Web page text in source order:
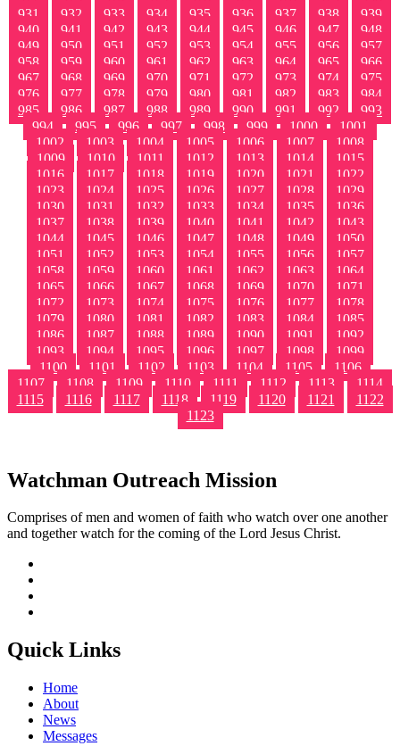
931
932 933 934 935 936 937 938
939
940
941 942 943 944 945 946 947
948
949
950 951 952 953 954 955 956
957
958
959 960 961 962 963 964 965
966
967
968 969 970 971 972 973 974
975
976
977 978 979 980 981 982 983
984
985
986 987 988 989 990 991 992
993
994
995 996 997 998 999 1000
1001
1002
1003 1004 1005 1006 1007
1008
1009
1010 1011 1012 1013 1014
1015
1016
1017 1018 1019 1020 1021
1022
1023
1024 1025 1026 1027 1028
1029
1030
1031 1032 1033 1034 1035
1036
1037
1038 1039 1040 1041 1042
1043
1044
1045 1046 1047 1048 1049
1050
1051
1052 1053 1054 1055 1056
1057
1058
1059 1060 1061 1062 1063
1064
1065
1066 1067 1068 1069 1070
1071
1072
1073 1074 1075 1076 1077
1078
1079
1080 1081 1082 1083 1084
1085
1086
1087 1088 1089 1090 1091
1092
1093
1094 1095 1096 1097 1098
1099
1100
1101 1102 1103 1104 1105
1106
1107
1108 1109 1110 1111 1112 1113
1114
1115
1116 1117 1118 1119 1120 1121
1122
1123
Watchman Outreach Mission
Comprises of men and women of faith who watch over one another
and together watch for the coming of the Lord Jesus Christ.
Quick Links
Home
About
News
Messages